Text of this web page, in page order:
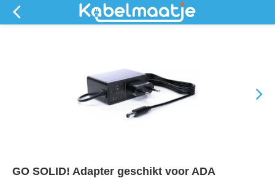
GO SOLID! Adapter geschikt voor ADA